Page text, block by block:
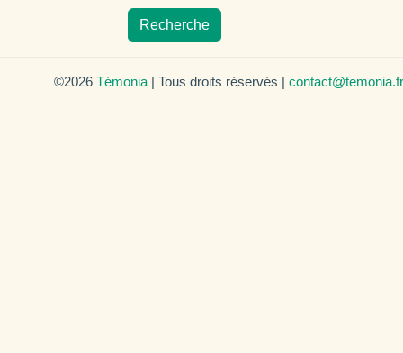
Recherche
©2026 Témonia | Tous droits réservés | contact@temonia.fr